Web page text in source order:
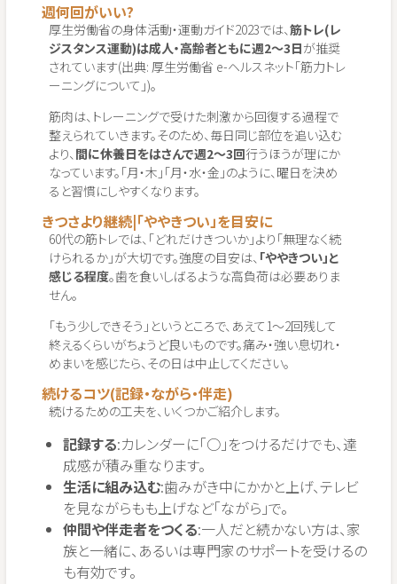
週何回がいい?
厚生労働省の身体活動・運動ガイド2023では、筋トレ(レ
ジスタンス運動)は成人・高齢者ともに週2〜3日が推奨
されています(出典: 厚生労働省 e-ヘルスネット「筋力トレ
ーニングについて」)。
筋肉は、トレーニングで受けた刺激から回復する過程で
整えられていきます。そのため、毎日同じ部位を追い込む
より、 間に休養日をはさんで週2〜3回行うほうが理にか
なっています。「月・木」「月・水・金」のように、曜日を決め
ると習慣にしやすくなります。
きつさより継続|「ややきつい」を目安に
60代の筋トレでは、「どれだけきついか」より「無理なく続
けられるか」が大切です。強度の目安は、 「ややきつい」と
感じる程度。歯を食いしばるような高負荷は必要ありま
せん。
「もう少しできそう」というところで、あえて1〜2回残して
終えるくらいがちょうど良いものです。痛み・強い息切れ・
めまいを感じたら、その日は中止してください。
続けるコツ(記録・ながら・伴走)
続けるための工夫を、いくつかご紹介します。
記録する:カレンダーに「○」をつけるだけでも、達
成感が積み重なります。
生活に組み込む:歯みがき中にかかと上げ、テレビ
を見ながらもも上げなど「ながら」で。
仲間や伴走者をつくる:一人だと続かない方は、家
族と一緒に、あるいは専門家のサポートを受けるの
も有効です。